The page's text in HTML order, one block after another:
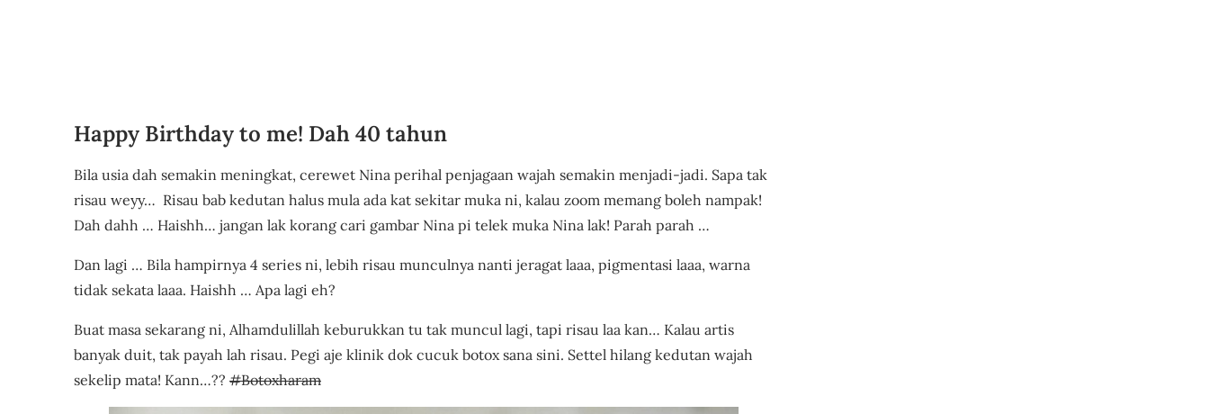
Happy Birthday to me! Dah 40 tahun
Bila usia dah semakin meningkat, cerewet Nina perihal penjagaan wajah semakin menjadi-jadi. Sapa tak
risau weyy… Risau bab kedutan halus mula ada kat sekitar muka ni, kalau zoom memang boleh nampak!
Dah dahh … Haishh… jangan lak korang cari gambar Nina pi telek muka Nina lak! Parah parah …
Dan lagi … Bila hampirnya 4 series ni, lebih risau munculnya nanti jeragat laaa, pigmentasi laaa, warna
tidak sekata laaa. Haishh … Apa lagi eh?
Buat masa sekarang ni, Alhamdulillah keburukkan tu tak muncul lagi, tapi risau laa kan… Kalau artis
banyak duit, tak payah lah risau. Pegi aje klinik dok cucuk botox sana sini. Settel hilang kedutan wajah
sekelip mata! Kann…?? #Botoxharam